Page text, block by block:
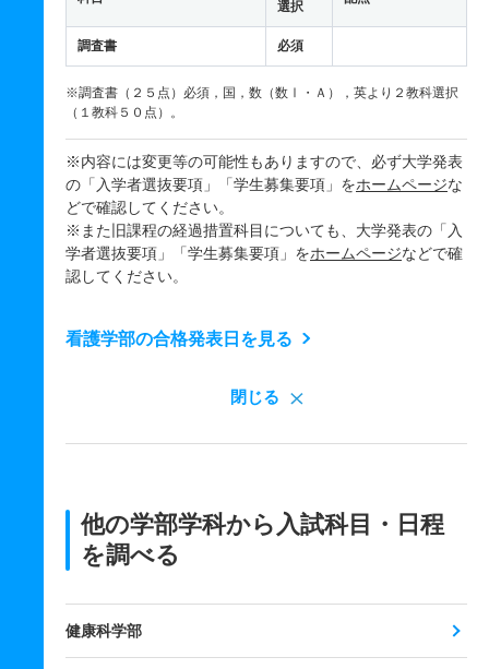
選択
調査書 必須
※調査書（２５点）必須，国，数（数Ⅰ・Ａ），英より２教科選択
（１教科５０点）。
※内容には変更等の可能性もありますので、必ず大学発表
の「入学者選抜要項」「学生募集要項」をホームページな
どで確認してください。
※また旧課程の経過措置科目についても、大学発表の「入
学者選抜要項」「学生募集要項」をホームページなどで確
認してください。
看護学部の合格発表日を見る
閉じる
他の学部学科から入試科目・日程
を調べる
健康科学部